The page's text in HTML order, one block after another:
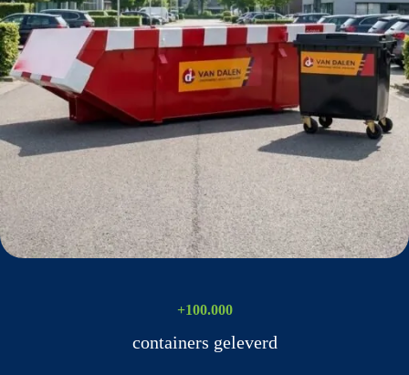
+100.000
containers geleverd